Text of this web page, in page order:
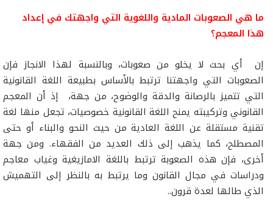
ما هي الصعوبات المادية واللغوية التي واجهتك في إعداد
هذا المعجم؟
إن أي بحث لا يخلو من صعوبات، وبالنسبة لهذا الانجاز فإن
الصعوبات التي واجهتنا ترتبط بالأساس بطبيعة اللغة القانونية
التي تتميز بالرصانة والدقة والوضوح، من جهة، إذ أن المعجم
القانوني وتركيبته يمنح اللغة القانونية خصوصيات، تجعل منها لغة
تقنية مستقلة عن اللغة العادية من حيث النحو والبناء أو حتى
المصطلح، كما يذهب إلى ذلك العديد من الفقهاء. ومن جهة
أخرى، فإن هذه الصعوبة ترتبط باللغة الامازيغية وغياب معاجم
ودراسات في مجال القانون وما يرتبط به بالنظر إلى التهميش
الذي طالها لعدة قرون..